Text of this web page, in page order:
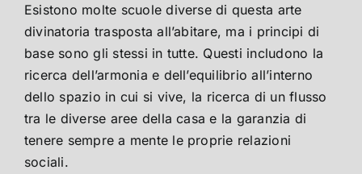
Esistono molte scuole diverse di questa arte
divinatoria trasposta all’abitare, ma i principi di
base sono gli stessi in tutte. Questi includono la
ricerca dell’armonia e dell’equilibrio all’interno
dello spazio in cui si vive, la ricerca di un flusso
tra le diverse aree della casa e la garanzia di
tenere sempre a mente le proprie relazioni
sociali.